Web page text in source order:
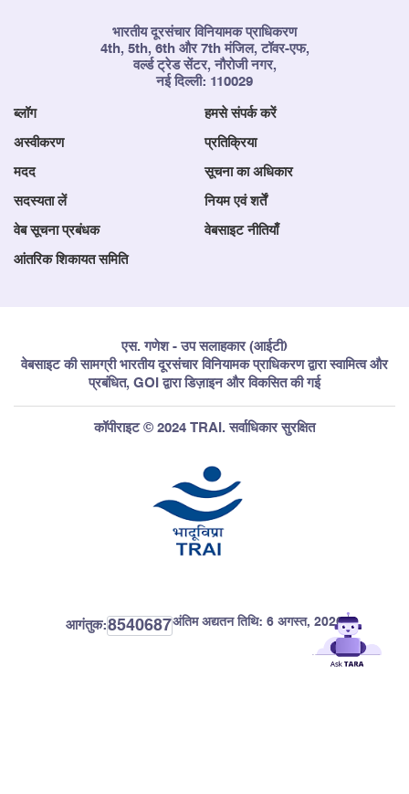
भारतीय दूरसंचार विनियामक प्राधिकरण
4th, 5th, 6th और 7th मंजिल, टॉवर-एफ,
वर्ल्ड ट्रेड सेंटर, नौरोजी नगर,
नई दिल्ली: 110029
ब्लॉग हमसे संपर्क करें
अस्वीकरण प्रतिक्रिया
मदद सूचना का अधिकार
सदस्यता लें नियम एवं शर्तें
वेब सूचना प्रबंधक वेबसाइट नीतियाँ
आंतरिक शिकायत समिति
एस. गणेश - उप सलाहकार (आईटी)
वेबसाइट की सामग्री भारतीय दूरसंचार विनियामक प्राधिकरण द्वारा स्वामित्व और
प्रबंधित, GOI द्वारा डिज़ाइन और विकसित की गई
कॉपीराइट © 2024 TRAI. सर्वाधिकार सुरक्षित
आगंतुक:8540687अंतिम अद्यतन तिथि: 6 अगस्त, 2026